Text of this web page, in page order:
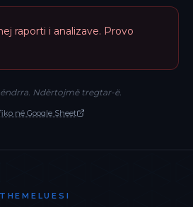
raporti i analizave. Provo
Ndërtojmë tregtar-ë.
në Google Sheet
THEMELUESI